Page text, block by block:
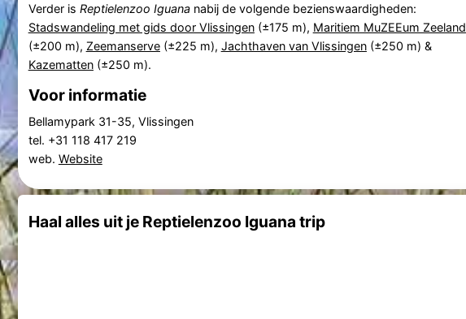
Verder is Reptielenzoo Iguananabij de volgende bezienswaardigheden:
Stadswandeling met gids door Vlissingen(±175 m), Maritiem MuZEEum Zeeland
(±200 m), Zeemanserve(±225 m), Jachthaven van Vlissingen(±250 m) &
Kazematten(±250 m).
Voor informatie
Bellamypark 31-35, Vlissingen
tel. +31 118 417 219
web. Website
Haal alles uit je Reptielenzoo Iguana trip